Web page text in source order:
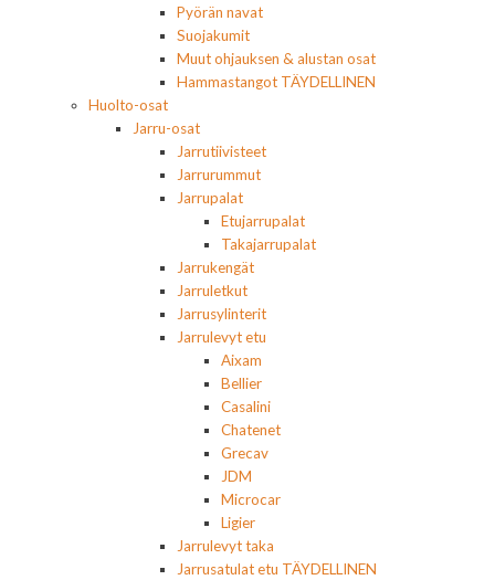
Pyörän navat
Suojakumit
Muut ohjauksen & alustan osat
Hammastangot TÄYDELLINEN
Huolto-osat
Jarru-osat
Jarrutiivisteet
Jarrurummut
Jarrupalat
Etujarrupalat
Takajarrupalat
Jarrukengät
Jarruletkut
Jarrusylinterit
Jarrulevyt etu
Aixam
Bellier
Casalini
Chatenet
Grecav
JDM
Microcar
Ligier
Jarrulevyt taka
Jarrusatulat etu TÄYDELLINEN